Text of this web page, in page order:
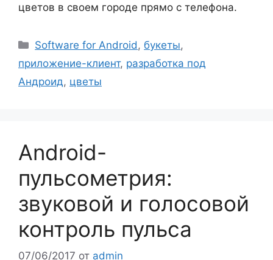
цветов в своем городе прямо с телефона.
Рубрики
Software for Android ,букеты,
приложение-клиент, разработка под
Андроид, цветы
Android-
пульсометрия:
звуковой и голосовой
контроль пульса
07/06/2017 от admin